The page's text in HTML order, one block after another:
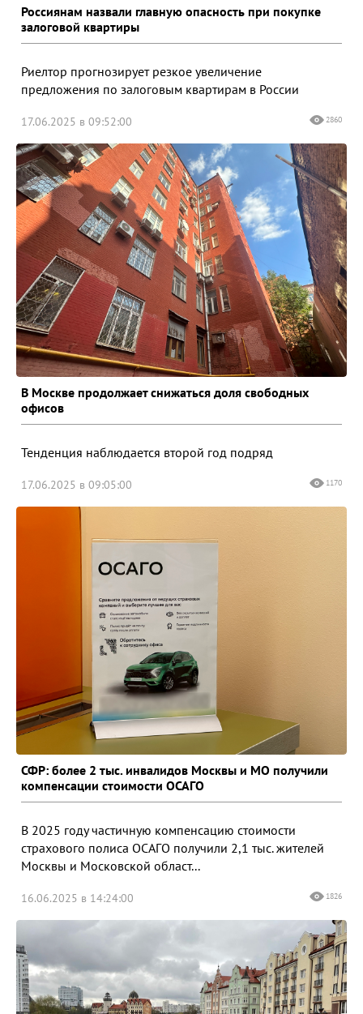
Россиянам назвали главную опасность при покупке
залоговой квартиры
Риелтор прогнозирует резкое увеличение
предложения по залоговым квартирам в России
17.06.2025 в 09:52:00 2860
В Москве продолжает снижаться доля свободных
офисов
Тенденция наблюдается второй год подряд
17.06.2025 в 09:05:00 1170
СФР: более 2 тыс. инвалидов Москвы и МО получили
компенсации стоимости ОСАГО
В 2025 году частичную компенсацию стоимости
страхового полиса ОСАГО получили 2,1 тыс. жителей
Москвы и Московской област...
16.06.2025 в 14:24:00 1826